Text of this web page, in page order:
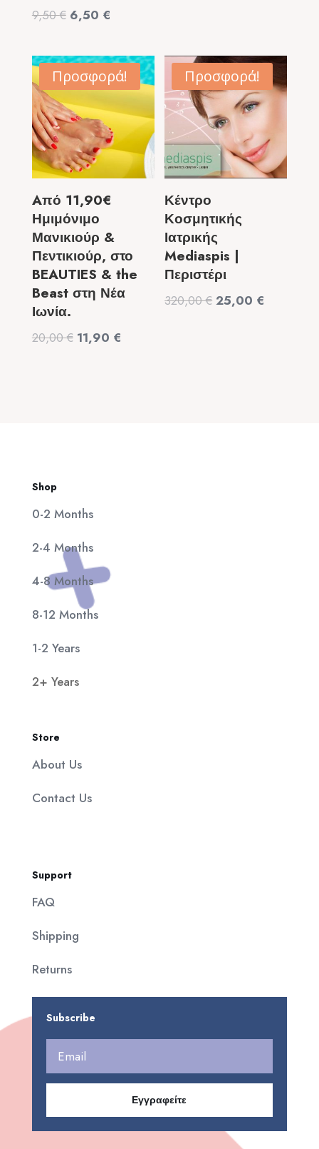
9,50€ Original
was:
9,50 €.
6,50 €
τιμή
είναι:
6,50 €.
Προσφορά!
Aπό 11,90€
Ημιμόνιμο
Μανικιούρ &
Πεντικιούρ, στο
BEAUTIES & the
Beast στη Νέα
Ιωνία.
20,00€ Original
11,90 €
Προσφορά!
Κέντρο
Κοσμητικής
Ιατρικής
Mediaspis |
Περιστέρι
320,00€ Original
25,00 €
Shop
0-2 Months
2-4 Months
4-8 Months
8-12 Months
1-2 Years
2+ Years
Store
About Us
Contact Us
Support
FAQ
Shipping
Returns
Subscribe
Εγγραφείτε